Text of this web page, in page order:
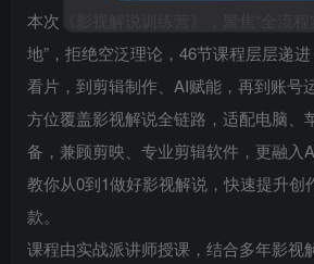
本次《影视解说训练营》，聚焦“全流程
地”，拒绝空泛理论，46节课程层层递
看片，到剪辑制作、AI赋能，再到账号
方位覆盖影视解说全链路，适配电脑、
备，兼顾剪映、专业剪辑软件，更融入
教你从0到1做好影视解说，快速提升创
款。
课程由实战派讲师授课，结合多年影视